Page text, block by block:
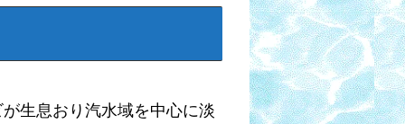
生息おり汽水域を中心に淡